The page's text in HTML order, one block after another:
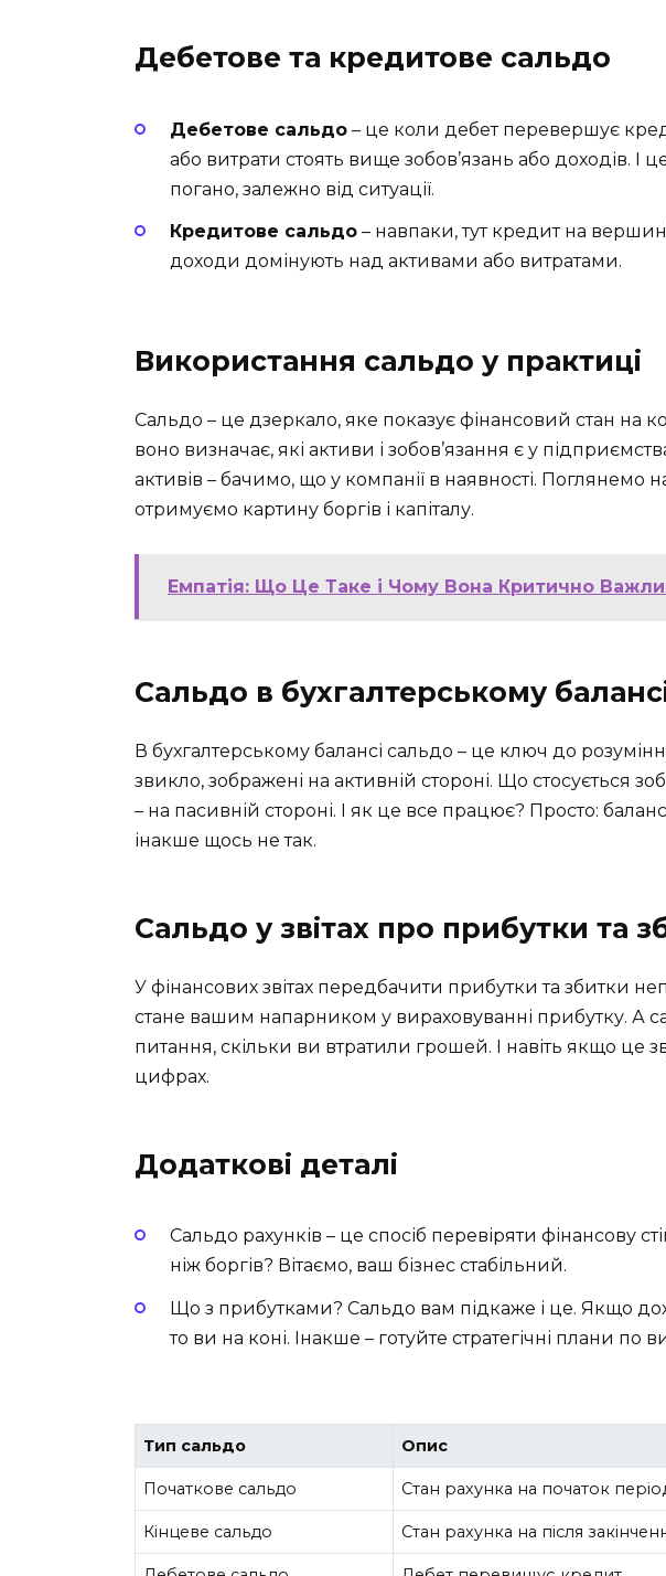
Дебетове та кредитове сальдо
Дебетове сальдо – це коли дебет перевершує
або витрати стоять вище зобов’язань або доходів. І
погано, залежно від ситуації.
Кредитове сальдо – навпаки, тут кредит на
доходи домінують над активами або витратами.
Використання сальдо у практиці
Сальдо – це дзеркало, яке показує фінансовий стан на
воно визначає, які активи і зобов’язання є у
активів – бачимо, що у компанії в наявності. Поглянемо
отримуємо картину боргів і капіталу.
Емпатія: Що Це Таке і Чому Вона Критично
Сальдо в бухгалтерському
В бухгалтерському балансі сальдо – це ключ до
звикло, зображені на активній стороні. Що стосується
– на пасивній стороні. І як це все працює? Просто:
інакше щось не так.
Сальдо у звітах про прибутки та
У фінансових звітах передбачити прибутки та збитки
стане вашим напарником у вираховуванні прибутку. А
питання, скільки ви втратили грошей. І навіть якщо це
цифрах.
Додаткові деталі
Сальдо рахунків – це спосіб перевіряти фінансову
ніж боргів? Вітаємо, ваш бізнес стабільний.
Що з прибутками? Сальдо вам підкаже і це. Якщо
то ви на коні. Інакше – готуйте стратегічні плани по
Тип сальдо Опис
Початкове сальдо Стан рахунка на початок
Кінцеве сальдо Стан рахунка на після